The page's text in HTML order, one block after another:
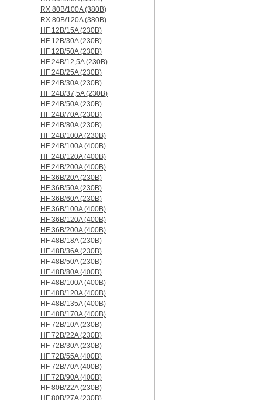
RX 80B/100A (380B)
RX 80B/120A (380B)
HF 12B/15A (230B)
HF 12B/30A (230B)
HF 12B/50A (230B)
HF 24B/12,5A (230B)
HF 24B/25A (230B)
HF 24B/30A (230B)
HF 24B/37,5A (230B)
HF 24B/50A (230B)
HF 24B/70A (230B)
HF 24B/80A (230B)
HF 24B/100A (230B)
HF 24B/100A (400B)
HF 24B/120A (400B)
HF 24B/200A (400B)
HF 36B/20A (230B)
HF 36B/50A (230B)
HF 36B/60A (230B)
HF 36B/100A (400B)
HF 36B/120A (400B)
HF 36B/200A (400B)
HF 48B/18A (230B)
HF 48B/36A (230B)
HF 48B/50A (230B)
HF 48B/80A (400B)
HF 48B/100A (400B)
HF 48B/120A (400B)
HF 48B/135A (400B)
HF 48B/170A (400B)
HF 72B/10A (230B)
HF 72B/22A (230B)
HF 72B/30A (230B)
HF 72B/55A (400B)
HF 72B/70A (400B)
HF 72B/90A (400B)
HF 80B/22A (230B)